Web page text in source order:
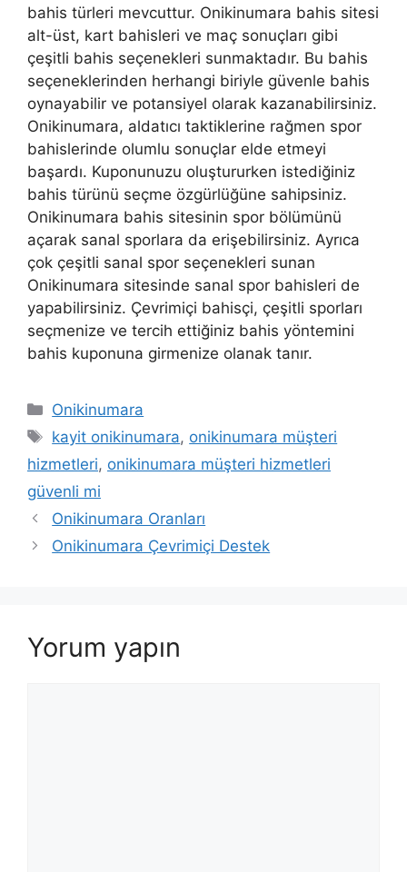
bahis türleri mevcuttur. Onikinumara bahis sitesi
alt-üst, kart bahisleri ve maç sonuçları gibi
çeşitli bahis seçenekleri sunmaktadır. Bu bahis
seçeneklerinden herhangi biriyle güvenle bahis
oynayabilir ve potansiyel olarak kazanabilirsiniz.
Onikinumara, aldatıcı taktiklerine rağmen spor
bahislerinde olumlu sonuçlar elde etmeyi
başardı. Kuponunuzu oluştururken istediğiniz
bahis türünü seçme özgürlüğüne sahipsiniz.
Onikinumara bahis sitesinin spor bölümünü
açarak sanal sporlara da erişebilirsiniz. Ayrıca
çok çeşitli sanal spor seçenekleri sunan
Onikinumara sitesinde sanal spor bahisleri de
yapabilirsiniz. Çevrimiçi bahisçi, çeşitli sporları
seçmenize ve tercih ettiğiniz bahis yöntemini
bahis kuponuna girmenize olanak tanır.
Kategoriler
Onikinumara
Etiketler
kayit onikinumara, onikinumara müşteri
hizmetleri, onikinumara müşteri hizmetleri
güvenli mi
Onikinumara Oranları
Onikinumara Çevrimiçi Destek
Yorum yapın